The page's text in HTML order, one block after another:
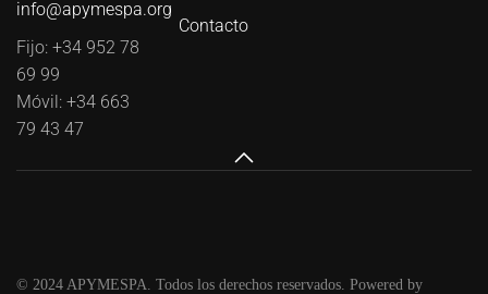
info@apymespa.org
Fijo: +34 952 78
69 99
Móvil: +34 663
79 43 47
Contacto
© 2024 APYMESPA. Todos los derechos reservados. Powered by